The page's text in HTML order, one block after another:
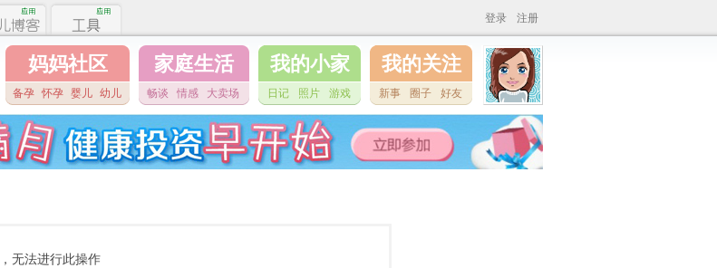
注册
登录
妈妈社区
备孕 怀孕 婴儿 幼儿
家庭生活
畅谈 情感 大卖场
我的小家
日记 照片 游戏
我的关注
新事 圈子 好友
无法进行此操作